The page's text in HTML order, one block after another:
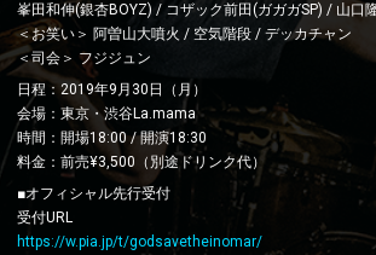
峯田和伸(銀杏BOYZ) / コザック前田(ガガガSP) / 山口
＜お笑い＞ 阿曽山大噴火 / 空気階段 / デッカチャン
＜司会＞ フジジュン
日程：2019年9月30日（月）
会場：東京・渋谷La.mama
時間：開場18:00 / 開演18:30
料金：前売¥3,500（別途ドリンク代）
■オフィシャル先行受付
受付URL
https://w.pia.jp/t/godsavetheinomar/